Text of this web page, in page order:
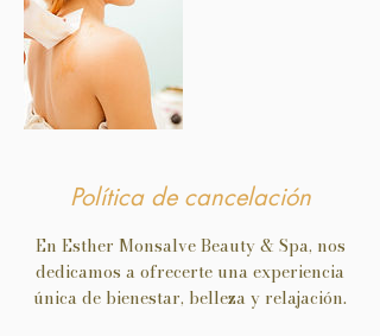
Política de cancelación
En Esther Monsalve Beauty & Spa, nos
dedicamos a ofrecerte una experiencia
única de bienestar, belleza y relajación.